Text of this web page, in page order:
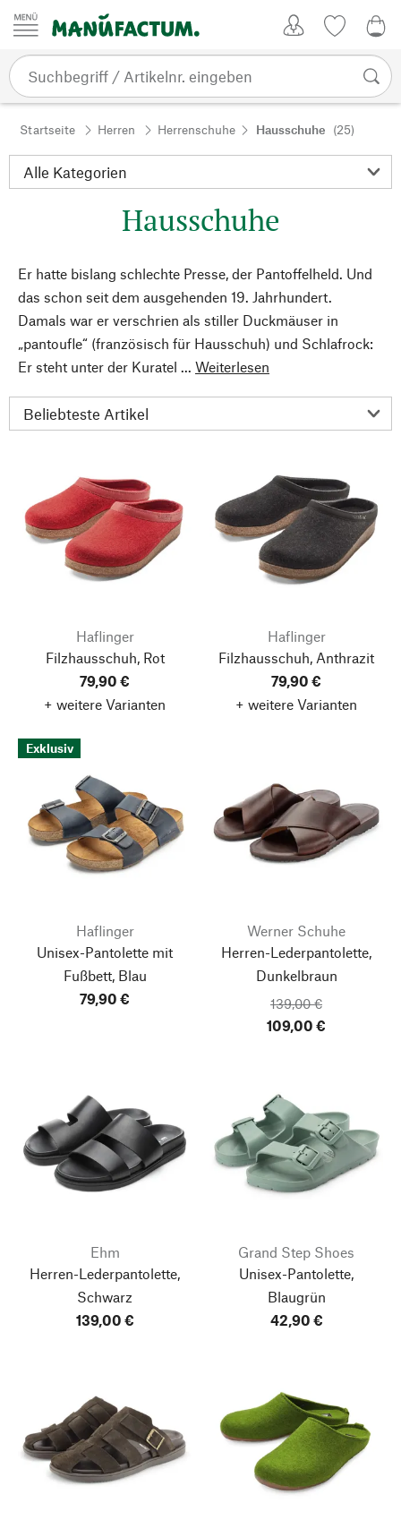
Zum Inhalt springen
Startseite Herren Herrenschuhe Hausschuhe (25)
Hausschuhe
Er hatte bislang schlechte Presse, der Pantoffelheld. Und
das schon seit dem ausgehenden 19. Jahrhundert.
Damals war er verschrien als stiller Duckmäuser in
„pantoufle“ (französisch für Hausschuh) und Schlafrock:
Er steht unter der Kuratel ... Weiterlesen
Haflinger
Filzhausschuh, Rot
79,90 €
+ weitere Varianten
Haflinger
Filzhausschuh, Anthrazit
79,90 €
+ weitere Varianten
Exklusiv
Haflinger
Unisex-Pantolette mit
Fußbett, Blau
79,90 €
Werner Schuhe
Herren-Lederpantolette,
Dunkelbraun
139,00 €
109,00 €
Ehm
Herren-Lederpantolette,
Schwarz
139,00 €
Grand Step Shoes
Unisex-Pantolette,
Blaugrün
42,90 €